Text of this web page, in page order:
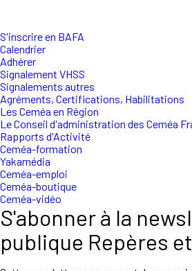
S'inscrire en BAFA
Calendrier
Adhérer
Signalement VHSS
Signalements autres
Agréments, Certifications, Habilitations
Les Ceméa en Région
Le Conseil d'administration des Ceméa
Rapports d'Activité
Ceméa-formation
Yakamédia
Ceméa-emploi
Ceméa-boutique
Ceméa-vidéo
S'abonner à la
publique Repères